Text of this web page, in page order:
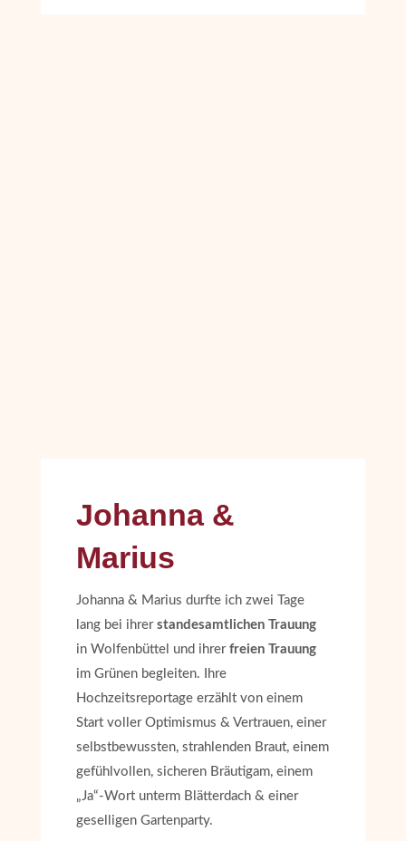
Johanna &
Marius
Johanna & Marius durfte ich zwei Tage
lang bei ihrerstandesamtlichen Trauung
in Wolfenbüttel und ihrerfreien Trauung
im Grünen begleiten. Ihre
Hochzeitsreportage erzählt von einem
Start voller Optimismus & Vertrauen, einer
selbstbewussten, strahlenden Braut, einem
gefühlvollen, sicheren Bräutigam, einem
„Ja“-Wort unterm Blätterdach & einer
geselligen Gartenparty.